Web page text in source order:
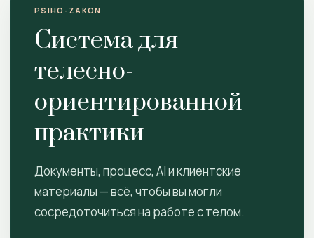
PSIHO-ZAKON
Система для
телесно-
ориентированной
практики
Документы, процесс, AI и клиентские
материалы — всё, чтобы вы могли
сосредоточиться на работе с телом.